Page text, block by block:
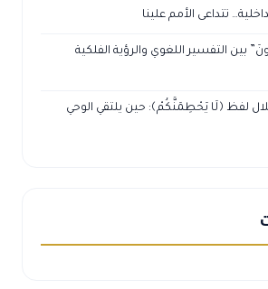
تتداعى الأمم علينا
بين التفسير اللغوي والرؤية الفلكية
لفظ ﴿لَا يَحْطِمَنَّكُمْ﴾: حين يلتقي الوحي